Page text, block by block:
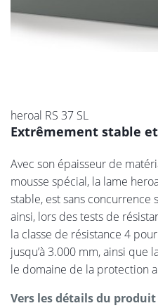
heroal RS 37 SL
Extrêmement stable
Avec son épaisseur de
mousse spécial, la lame
stable, est sans concurrence
ainsi, lors des tests de
la classe de résistance 4
jusqu’à 3.000 mm, ainsi que
le domaine de la protection
Vers les détails du produit